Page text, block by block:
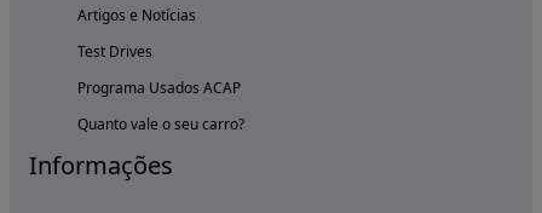
Artigos e Notícias
Test Drives
Programa Usados ACAP
Quanto vale o seu carro?
Informações